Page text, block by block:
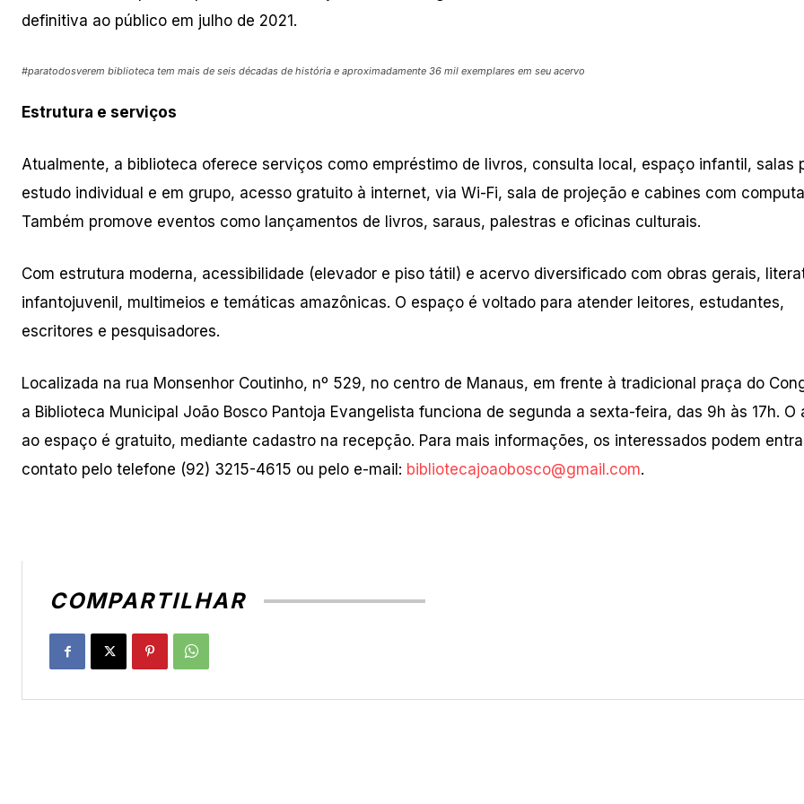
definitiva ao público em julho de 2021.
#paratodosverem biblioteca tem mais de seis décadas de história e aproximadamente 36 mil exemplares em seu acervo
Estrutura e serviços
Atualmente, a biblioteca oferece serviços como empréstimo de livros, consulta local, espaço infantil, salas
estudo individual e em grupo, acesso gratuito à internet, via Wi-Fi, sala de projeção e cabines com
Também promove eventos como lançamentos de livros, saraus, palestras e oficinas culturais.
Com estrutura moderna, acessibilidade (elevador e piso tátil) e acervo diversificado com obras gerais,
infantojuvenil, multimeios e temáticas amazônicas. O espaço é voltado para atender leitores, estudantes,
escritores e pesquisadores.
Localizada na rua Monsenhor Coutinho, nº 529, no centro de Manaus, em frente à tradicional praça do
a Biblioteca Municipal João Bosco Pantoja Evangelista funciona de segunda a sexta-feira, das 9h às 17h. O
ao espaço é gratuito, mediante cadastro na recepção. Para mais informações, os interessados podem
contato pelo telefone (92) 3215-4615 ou pelo e-mail: bibliotecajoaobosco@gmail.com.
COMPARTILHAR